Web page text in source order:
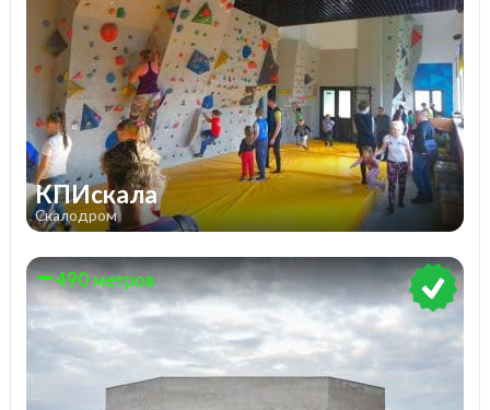
КПИскала
Скалодром
490 метров